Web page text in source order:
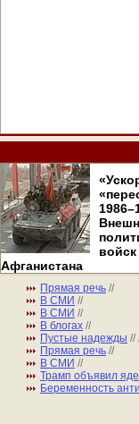
войск
Афганистана
Прямая речь //
В СМИ //
В СМИ //
В блогах //
Пустые надежды //
Прямая речь //
В СМИ //
Трамп объявил
Беременность